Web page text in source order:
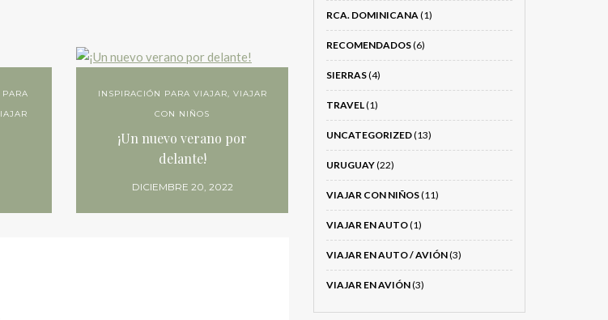
INSPIRACIÓN PARA VIAJAR, VIAJAR
CON NIÑOS
¡Un nuevo verano por
delante!
DICIEMBRE 20, 2022
RCA. DOMINICANA(1)
RECOMENDADOS(6)
SIERRAS(4)
TRAVEL(1)
UNCATEGORIZED(13)
URUGUAY(22)
VIAJAR CON NIÑOS(11)
VIAJAR EN AUTO(1)
VIAJAR EN AUTO / AVIÓN(3)
VIAJAR EN AVIÓN(3)